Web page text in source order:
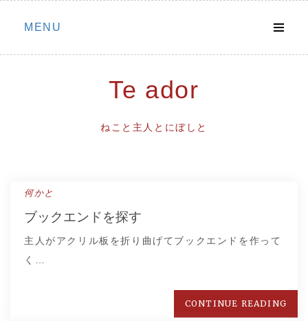
Skip
MENU
Te ador
ねこと主人とにぼしと
何かと
ブックエンドを探す
主人がアクリル板を折り曲げてブックエンドを作って
く…
CONTINUE READING